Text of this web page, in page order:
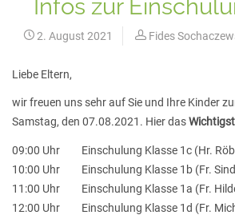
Infos zur
2. August 2021 Fides
Liebe Eltern,
wir freuen uns sehr auf Sie und Ihre Kinder
Samstag, den 07.08.2021. Hier das
09:00 Uhr Einschulung Klasse 1c (Hr.
10:00 Uhr Einschulung Klasse 1b (Fr.
11:00 Uhr Einschulung Klasse 1a (Fr.
12:00 Uhr Einschulung Klasse 1d (Fr.